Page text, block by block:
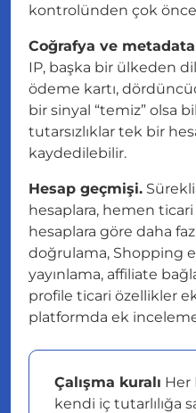
kontrolünden çok
Coğrafya ve metadata
IP, başka bir ülkeden
ödeme kartı,
bir sinyal “temiz” olsa
tutarsızlıklar tek bir
kaydedilebilir.
Hesap geçmişi.
hesaplara, hemen
hesaplara göre daha
doğrulama, Shopping
yayınlama, affiliate
profile ticari özellikler
platformda ek
Çalışma kuralı Her
kendi iç tutarlılığa